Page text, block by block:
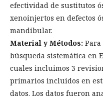
efectividad de sustitutos
xenoinjertos en defectos
mandibular.
Material y Métodos:
búsqueda sistemática en
cuales incluimos 3
primarios incluidos en
datos. Los datos fueron